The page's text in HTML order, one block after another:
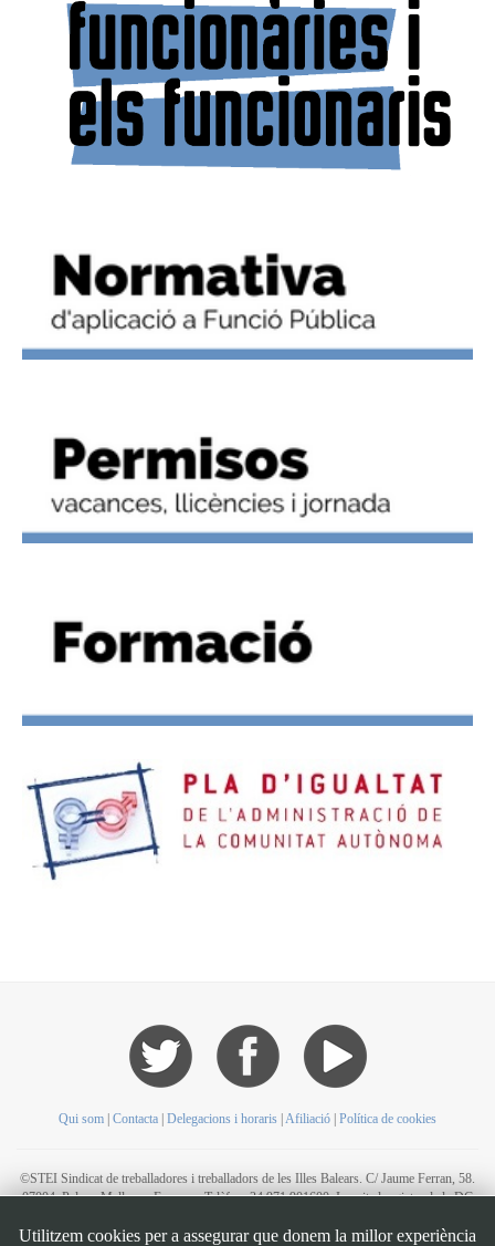
Qui som Contacta Delegacions i horaris Afiliació Política de cookies
©STEI Sindicat de treballadores i treballadors de les Illes Balears. C/ Jaume Ferran, 58.
07004. Palma. Mallorca. Espanya. Telèfon: 34 971 901600. Inscrit al registre de la DG
G07126956
Utilitzem cookies per a assegurar que donem la millor experiència